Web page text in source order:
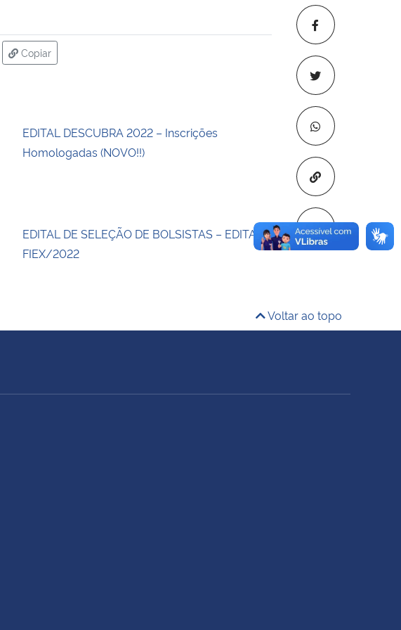
Copiar para
Copiar
para área de transferência
EDITAL DESCUBRA 2022 – Inscrições
Homologadas (NOVO!!)
EDITAL DE SELEÇÃO DE BOLSISTAS – EDITAL
FIEX/2022
Voltar ao topo